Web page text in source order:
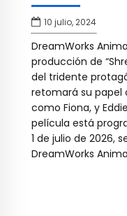
10 julio, 2024
DreamWorks
producción de
del tridente
retomará su papel
como Fiona, y
película está
1 de julio de 2026,
DreamWorks